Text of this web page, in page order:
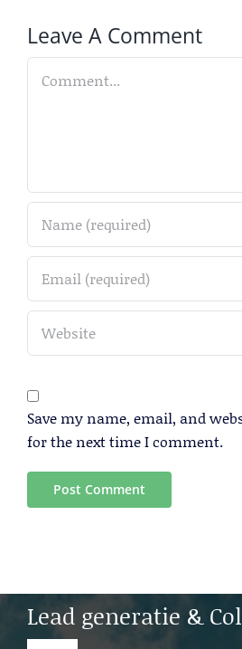
Leave A Comment
Save my name, email, and
for the next time I comment.
Lead generatie &